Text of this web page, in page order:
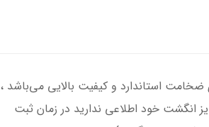
انگشتر از نقره اصل با عیار بین المللی 925 ساخته شده و دارای ضخامت استاندارد و کیفیت بالایی می‌باشد ،
انگشت خود اطلاعی ندارید در زمان ثبت